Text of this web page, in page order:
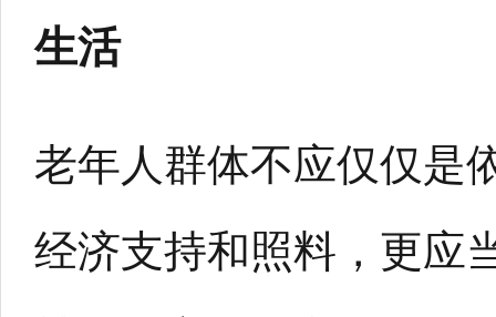
生活
老年人群体不应仅仅是
经济支持和照料，更应